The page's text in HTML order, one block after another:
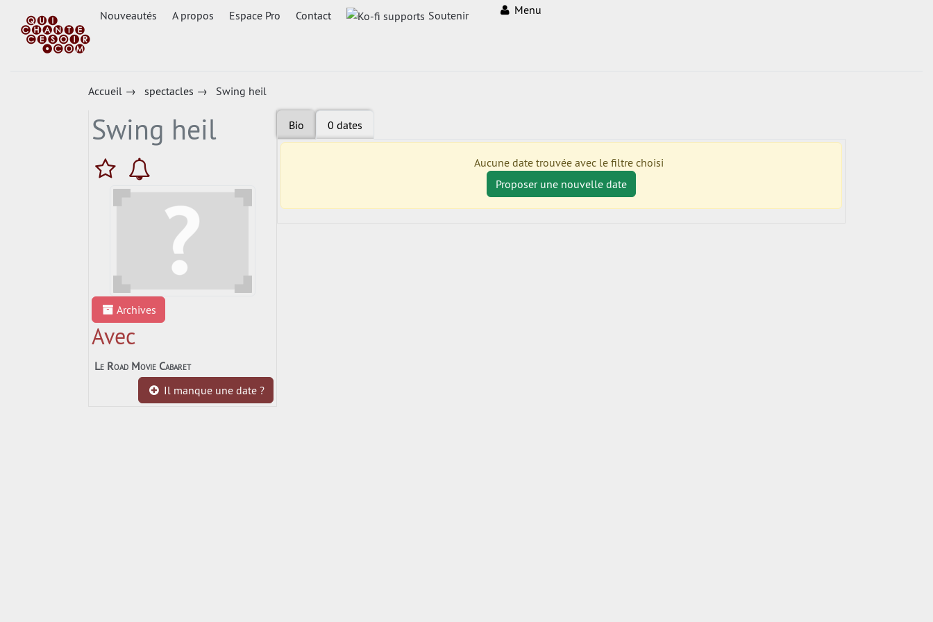
Nouveautés A propos Espace Pro Contact Soutenir Menu
Accueil→ spectacles → Swing heil
Swing heil
Archives
Avec
Le Road Movie Cabaret
Il manque une date ?
Bio 0 dates
Aucune date trouvée avec le filtre choisi
Proposer une nouvelle date